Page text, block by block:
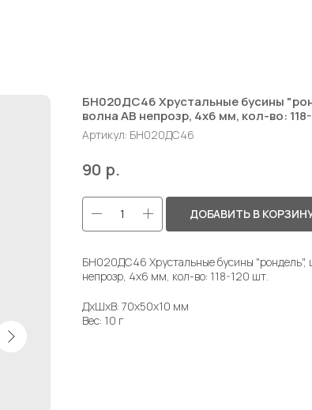
БН020ДС46 Хрустальные бусины
волна AB непрозр, 4х6 мм, кол-во:
Артикул: БН020ДС46
90 р.
ДОБАВИТЬ В
БН020ДС46 Хрустальные бусины "рондель",
непрозр, 4х6 мм, кол-во: 118-120 шт.
ДxШxВ: 70x50x10 мм
Вес: 10 г